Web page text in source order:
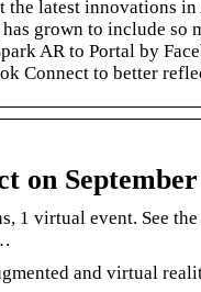
the latest innovations
grown to include so
AR to Portal by
Connect to better
on
1 virtual event. See
and virtual